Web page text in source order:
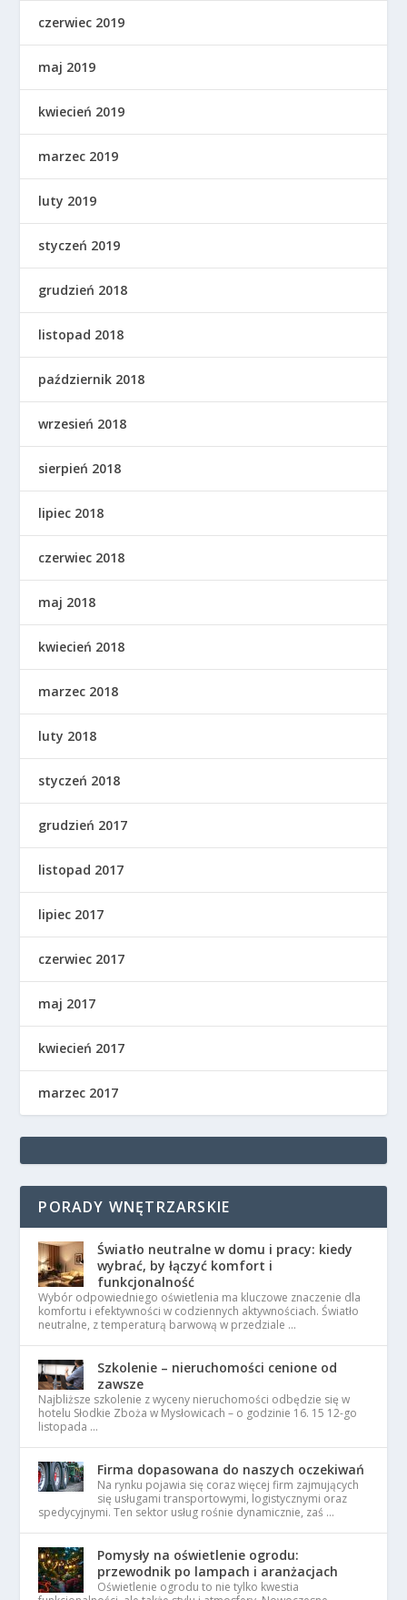
czerwiec 2019
maj 2019
kwiecień 2019
marzec 2019
luty 2019
styczeń 2019
grudzień 2018
listopad 2018
październik 2018
wrzesień 2018
sierpień 2018
lipiec 2018
czerwiec 2018
maj 2018
kwiecień 2018
marzec 2018
luty 2018
styczeń 2018
grudzień 2017
listopad 2017
lipiec 2017
czerwiec 2017
maj 2017
kwiecień 2017
marzec 2017
PORADY WNĘTRZARSKIE
Światło neutralne w domu i pracy: kiedy
wybrać, by łączyć komfort i
funkcjonalność
Wybór odpowiedniego oświetlenia ma kluczowe znaczenie dla
komfortu i efektywności w codziennych aktywnościach. Światło
neutralne, z temperaturą barwową w przedziale …
Szkolenie – nieruchomości cenione od
zawsze
Najbliższe szkolenie z wyceny nieruchomości odbędzie się w
hotelu Słodkie Zboża w Mysłowicach – o godzinie 16. 15 12-go
listopada …
Firma dopasowana do naszych oczekiwań
Na rynku pojawia się coraz więcej firm zajmujących
się usługami transportowymi, logistycznymi oraz
spedycyjnymi. Ten sektor usług rośnie dynamicznie, zaś …
Pomysły na oświetlenie ogrodu:
przewodnik po lampach i aranżacjach
Oświetlenie ogrodu to nie tylko kwestia